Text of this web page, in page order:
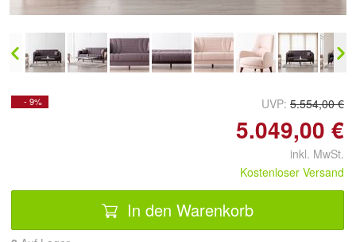
- 9% UVP: 5.554,00 €
5.049,00 €
inkl. MwSt.
Kostenloser Versand
In den Warenkorb